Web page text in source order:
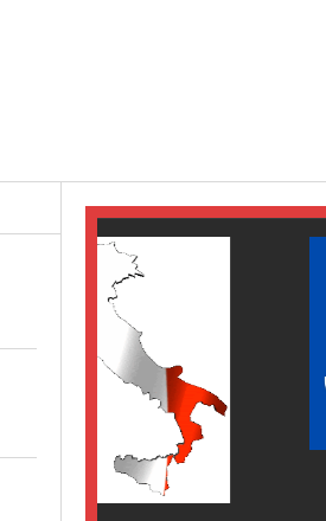
SERVIZI WEB TOSCANA
JOLLY PARTNER, Pisa